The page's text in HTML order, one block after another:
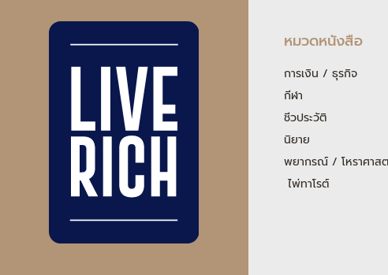
หมวดหนังสือ
การเงิน / ธุรกิจ
กีฬา
ชีวประวัติ
นิยาย
พยากรณ์ / โหราศาส
ไพ่ทาโรต์